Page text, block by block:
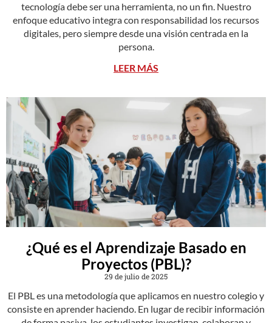
tecnología debe ser una herramienta, no un fin. Nuestro
enfoque educativo integra con responsabilidad los recursos
digitales, pero siempre desde una visión centrada en la
persona.
LEER MÁS
¿Qué es el Aprendizaje Basado en
Proyectos (PBL)?
29 de julio de 2025
El PBL es una metodología que aplicamos en nuestro colegio y
consiste en aprender haciendo. En lugar de recibir información